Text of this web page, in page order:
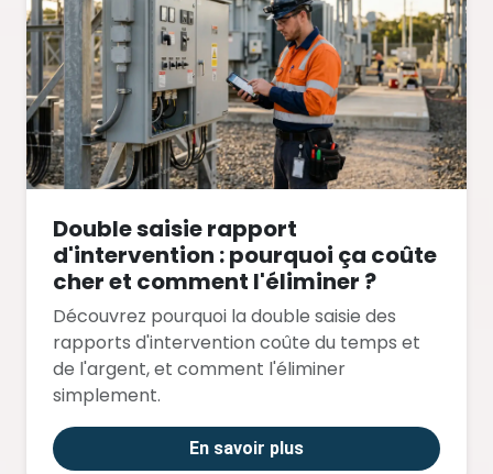
Double saisie rapport
d'intervention : pourquoi ça coûte
cher et comment l'éliminer ?
Découvrez pourquoi la double saisie des
rapports d'intervention coûte du temps et
de l'argent, et comment l'éliminer
simplement.
En savoir plus